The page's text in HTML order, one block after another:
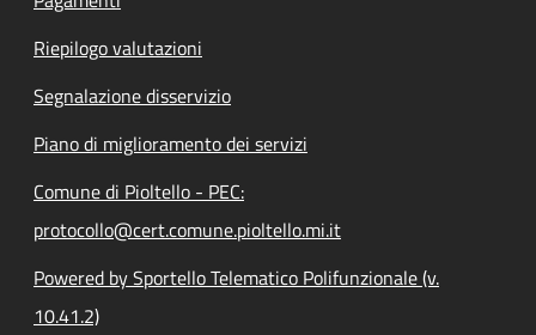
Riepilogo valutazioni
Segnalazione disservizio
Piano di miglioramento dei servizi
Comune di Pioltello - PEC:
protocollo@cert.comune.pioltello.mi.it
Powered by Sportello Telematico Polifunzionale (v.
10.41.2)